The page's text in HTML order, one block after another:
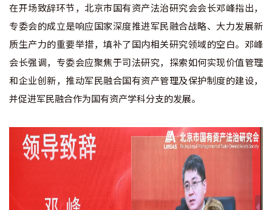
在开场致辞环节，北京市国有资产法治研究会会长邓峰指出，
专委会的成立是响应国家深度推进军民融合战略、大力发展新
质生产力的重要举措，填补了国内相关研究领域的空白。邓峰
会长强调，专委会应聚焦于司法研究，探索如何实现价值管理
和企业创新，推动军民融合国有资产管理及保护制度的建设，
并促进军民融合作为国有资产学科分支的发展。